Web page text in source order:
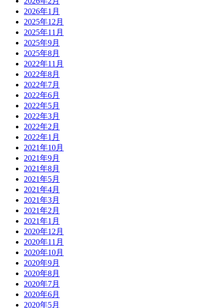
2026年1月
2025年12月
2025年11月
2025年9月
2025年8月
2022年11月
2022年8月
2022年7月
2022年6月
2022年5月
2022年3月
2022年2月
2022年1月
2021年10月
2021年9月
2021年8月
2021年5月
2021年4月
2021年3月
2021年2月
2021年1月
2020年12月
2020年11月
2020年10月
2020年9月
2020年8月
2020年7月
2020年6月
2020年5月